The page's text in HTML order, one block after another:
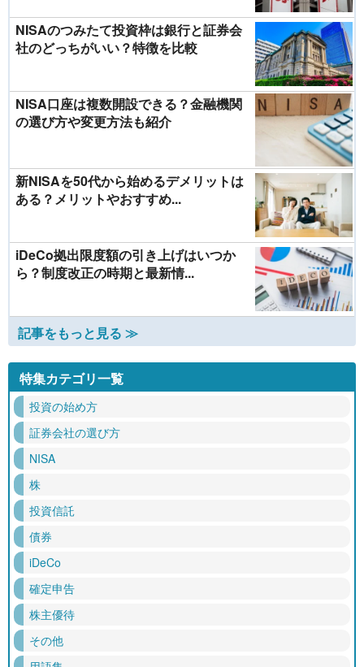
NISAのつみたて投資枠は銀行と証券会
社のどっちがいい？特徴を比較
NISA口座は複数開設できる？金融機関
の選び方や変更方法も紹介
新NISAを50代から始めるデメリットは
ある？メリットやおすすめ...
iDeCo拠出限度額の引き上げはいつか
ら？制度改正の時期と最新情...
記事をもっと見る ≫
特集カテゴリ一覧
投資の始め方
証券会社の選び方
NISA
株
投資信託
債券
iDeCo
確定申告
株主優待
その他